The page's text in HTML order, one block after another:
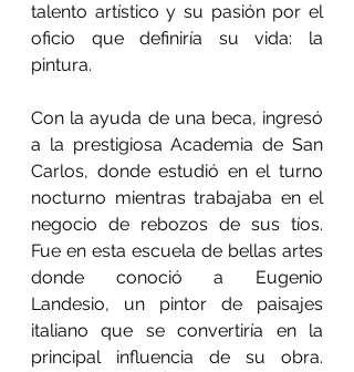
talento artístico y su pasión por el
oficio que definiría su vida: la
pintura.
Con la ayuda de una beca, ingresó
a la prestigiosa Academia de San
Carlos, donde estudió en el turno
nocturno mientras trabajaba en el
negocio de rebozos de sus tíos.
Fue en esta escuela de bellas artes
donde conoció a Eugenio
Landesio, un pintor de paisajes
italiano que se convertiría en la
principal influencia de su obra.